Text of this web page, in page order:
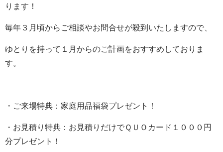
ります！
毎年３月頃からご相談やお問合せが殺到いたしますので、
ゆとりを持って１月からのご計画をおすすめしておりま
す。
・ご来場特典：家庭用品福袋プレゼント！
・お見積り特典：お見積りだけでＱＵＯカード１０００円
分プレゼント！